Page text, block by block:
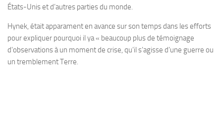
États-Unis et d’autres parties du monde.
Hynek, était apparament en avance sur son temps dans les efforts
pour expliquer pourquoi il ya « beaucoup plus de témoignage
d’observations à un moment de crise, qu’il s’agisse d’une guerre ou
un tremblement Terre.